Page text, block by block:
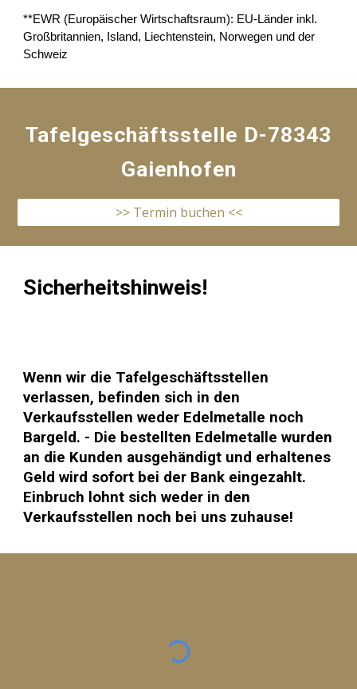
**EWR (Europäischer Wirtschaftsraum): EU-Länder inkl.
Großbritannien, Island, Liechtenstein, Norwegen und der
Schweiz
Tafelgeschäftsstelle D-78343
Gaienhofen
>> Termin buchen <<
Sicherheitshinweis!
Wenn wir die Tafelgeschäftsstellen
verlassen, befinden sich in den
Verkaufsstellen weder Edelmetalle noch
Bargeld. - Die bestellten Edelmetalle wurden
an die Kunden ausgehändigt und erhaltenes
Geld wird sofort bei der Bank eingezahlt.
Einbruch lohnt sich weder in den
Verkaufsstellen noch bei uns zuhause!